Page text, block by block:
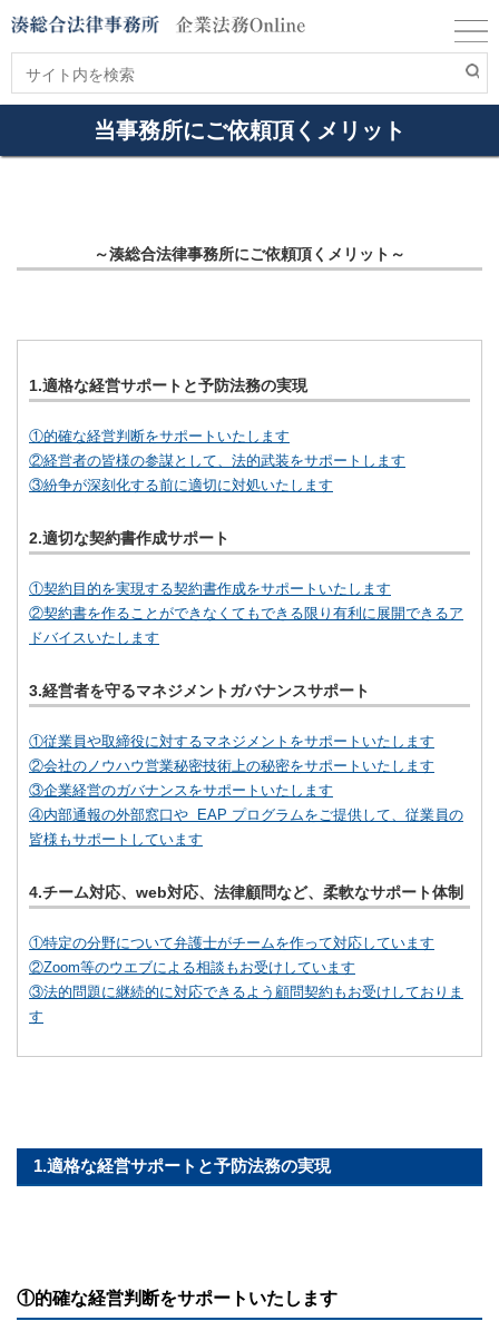
当事務所にご依頼頂くメリット
～湊総合法律事務所にご依頼頂くメリット～
1.適格な経営サポートと予防法務の実現
①的確な経営判断をサポートいたします
②経営者の皆様の参謀として、法的武装をサポートします
③紛争が深刻化する前に適切に対処いたします
2.適切な契約書作成サポート
①契約目的を実現する契約書作成をサポートいたします
②契約書を作ることができなくてもできる限り有利に展開できるア
ドバイスいたします
3.経営者を守るマネジメントガバナンスサポート
①従業員や取締役に対するマネジメントをサポートいたします
②会社のノウハウ営業秘密技術上の秘密をサポートいたします
③企業経営のガバナンスをサポートいたします
④内部通報の外部窓口や EAP プログラムをご提供して、従業員の
皆様もサポートしています
4.チーム対応、web対応、法律顧問など、柔軟なサポート体制
①特定の分野について弁護士がチームを作って対応しています
②Zoom等のウエブによる相談もお受けしています
③法的問題に継続的に対応できるよう顧問契約もお受けしておりま
す
1.適格な経営サポートと予防法務の実現
①的確な経営判断をサポートいたします